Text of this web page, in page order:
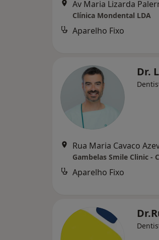
Clínica Mondental LDA
Aparelho Fixo
Dr.
Rua Maria Cavaco
Gambelas Smile Clinic -
Aparelho Fixo